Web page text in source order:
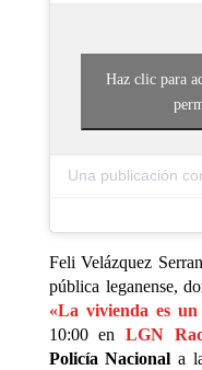
Haz clic para
Feli Velázquez
pública leganense,
«La vivienda es un
10:00 enLGN
Policía Nacional a